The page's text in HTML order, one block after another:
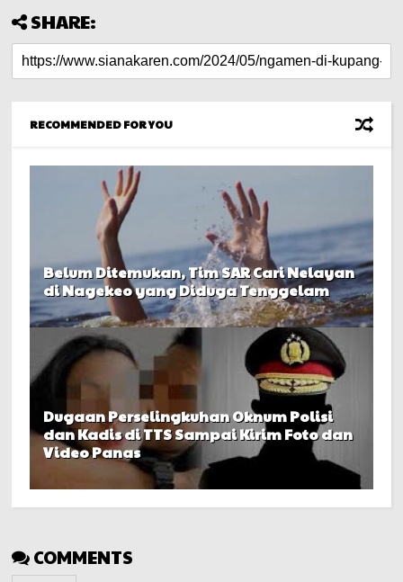
SHARE:
RECOMMENDED FOR YOU
Belum Ditemukan, Tim SAR Cari Nelayan
di Nagekeo yang Diduga Tenggelam
Dugaan Perselingkuhan Oknum Polisi
dan Kadis di TTS Sampai Kirim Foto dan
Video Panas
COMMENTS